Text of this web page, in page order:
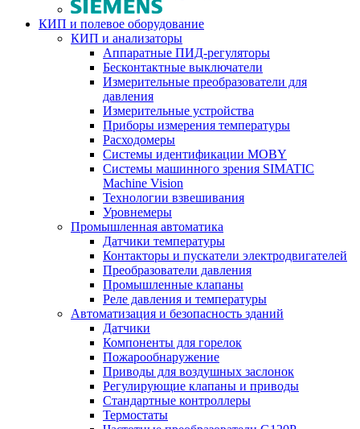
КИП и полевое оборудование
КИП и анализаторы
Аппаратные ПИД-регуляторы
Бесконтактные выключатели
Измерительные преобразователи для
давления
Измерительные устройства
Приборы измерения температуры
Расходомеры
Системы идентификации MOBY
Системы машинного зрения SIMATIC
Machine Vision
Технологии взвешивания
Уровнемеры
Промышленная автоматика
Датчики температуры
Контакторы и пускатели электродвигателей
Преобразователи давления
Промышленные клапаны
Реле давления и температуры
Автоматизация и безопасность зданий
Датчики
Компоненты для горелок
Пожарообнаружение
Приводы для воздушных заслонок
Регулирующие клапаны и приводы
Стандартные контроллеры
Термостаты